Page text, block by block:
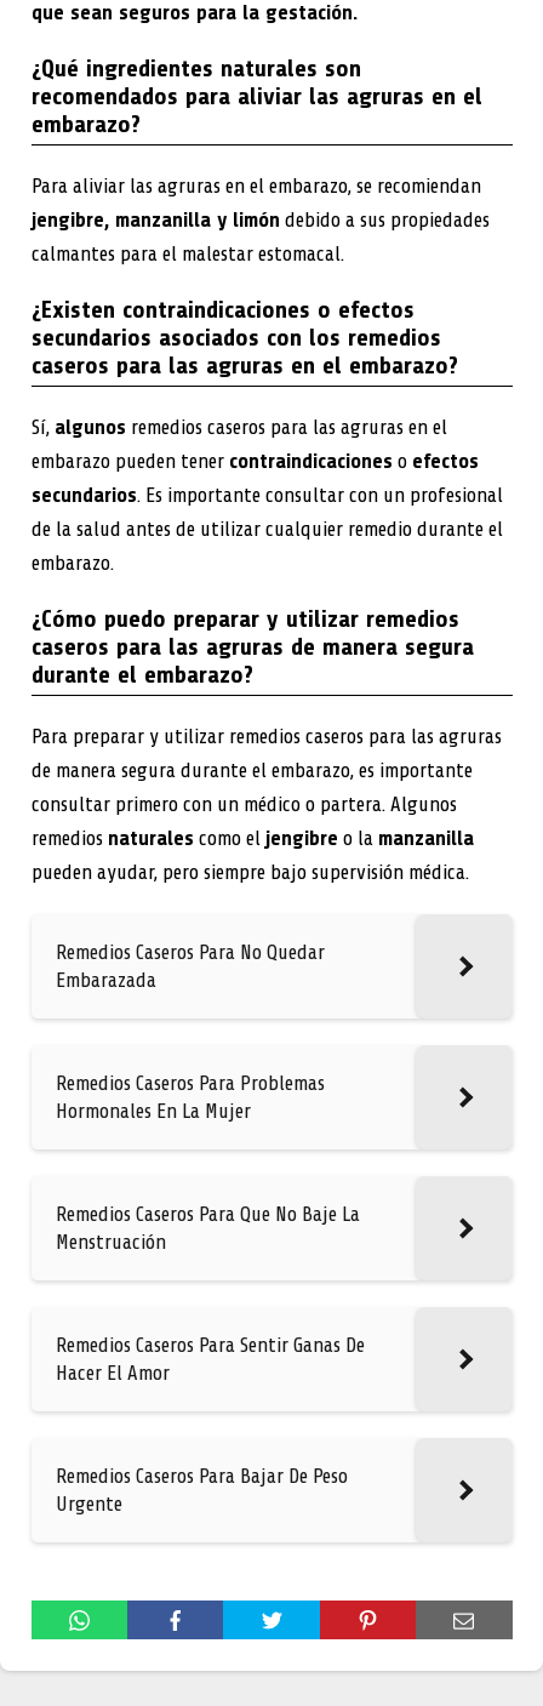
que sean seguros para la gestación.
¿Qué ingredientes naturales son
recomendados para aliviar las agruras en el
embarazo?
Para aliviar las agruras en el embarazo, se recomiendan
jengibre, manzanilla y limón debido a sus propiedades
calmantes para el malestar estomacal.
¿Existen contraindicaciones o efectos
secundarios asociados con los remedios
caseros para las agruras en el embarazo?
Sí, algunos remedios caseros para las agruras en el
embarazo pueden tener contraindicaciones o efectos
secundarios. Es importante consultar con un profesional
de la salud antes de utilizar cualquier remedio durante el
embarazo.
¿Cómo puedo preparar y utilizar remedios
caseros para las agruras de manera segura
durante el embarazo?
Para preparar y utilizar remedios caseros para las agruras
de manera segura durante el embarazo, es importante
consultar primero con un médico o partera. Algunos
remedios naturales como el jengibre o la manzanilla
pueden ayudar, pero siempre bajo supervisión médica.
Remedios Caseros Para No Quedar
Embarazada
Remedios Caseros Para Problemas
Hormonales En La Mujer
Remedios Caseros Para Que No Baje La
Menstruación
Remedios Caseros Para Sentir Ganas De
Hacer El Amor
Remedios Caseros Para Bajar De Peso
Urgente